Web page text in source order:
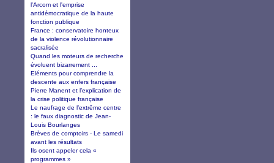
l'Arcom et l'emprise
antidémocratique de la haute
fonction publique
France : conservatoire honteux
de la violence révolutionnaire
sacralisée
Quand les moteurs de recherche
évoluent bizarrement ...
Eléments pour comprendre la
descente aux enfers française
Pierre Manent et l’explication de
la crise politique française
Le naufrage de l’extrême centre
: le faux diagnostic de Jean-
Louis Bourlanges
Brèves de comptoirs - Le samedi
avant les résultats
Ils osent appeler cela «
programmes »